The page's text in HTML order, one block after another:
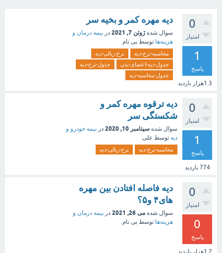
0
امتیاز
1
پاسخ
1.3هزار بازدید
دیه مهره کمر و بخیه سر
سوال شده ژوئن 7, 2021 در بیمه درمان و
هزینه‌ها توسط بی نام
محاسبه-نرخ-دیه
نرخ-ریالی-دیه
جدول-دیه-اعضای-بدن
جدول-نرخ-دیه
جدول-محاسبه-دیه
0
امتیاز
1
پاسخ
774 بازدید
دیه ترقوه مهره کمر و
شکستگی سر
سوال شده سپتامبر 10, 2020 در بیمه خودرو و
دیه توسط علی
محاسبه-نرخ-دیه نرخ-ریالی-دیه
0
امتیاز
0
پاسخ
1.2هزار بازدید
دیه فاصله افتادن بین مهره
های۴ و۵؟
سوال شده می 26, 2021 در بیمه درمان و
هزینه‌ها توسط بی نام